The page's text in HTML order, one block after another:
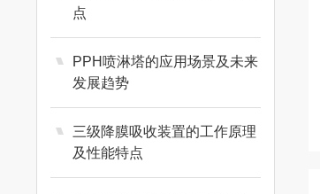
点
PPH喷淋塔的应用场景及未来
发展趋势
三级降膜吸收装置的工作原理
及性能特点